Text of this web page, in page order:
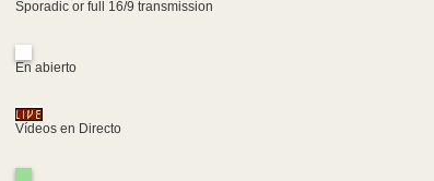
Sporadic or full 16/9 transmission
En abierto
Vídeos en Directo